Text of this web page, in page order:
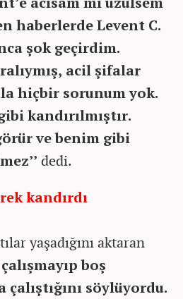
haberlerde Levent C.
şok geçirdim.
acil şifalar
hiçbir sorunum yok.
kandırılmıştır.
ve benim gibi
dedi.
kandırdı
yaşadığını aktaran
boş
söylüyordu.